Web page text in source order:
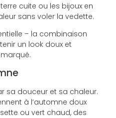
cuite ou les bijoux en
sans voler la vedette.
– la combinaison
un look doux et
sa douceur et sa chaleur.
à l’automne doux
ou vert chaud, des